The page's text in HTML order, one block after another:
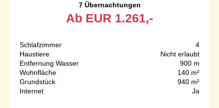
7 Übernachtungen
Ab EUR 1.261,-
Schlafzimmer
4
Haustiere
Nicht erlaubt
Entfernung Wasser
900 m
Wohnfläche
140 m²
Grundstück
940 m²
Internet
Ja